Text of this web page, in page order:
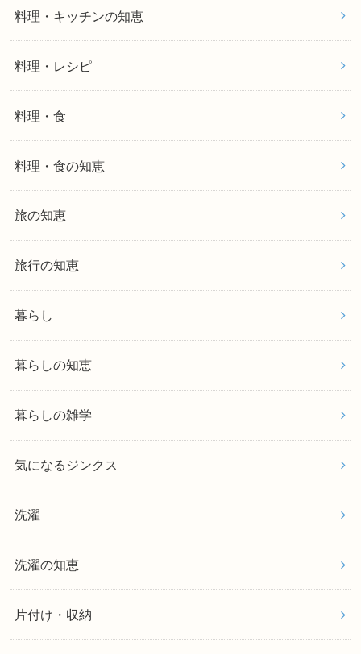
料理・キッチンの知恵
料理・レシピ
料理・食
料理・食の知恵
旅の知恵
旅行の知恵
暮らし
暮らしの知恵
暮らしの雑学
気になるジンクス
洗濯
洗濯の知恵
片付け・収納